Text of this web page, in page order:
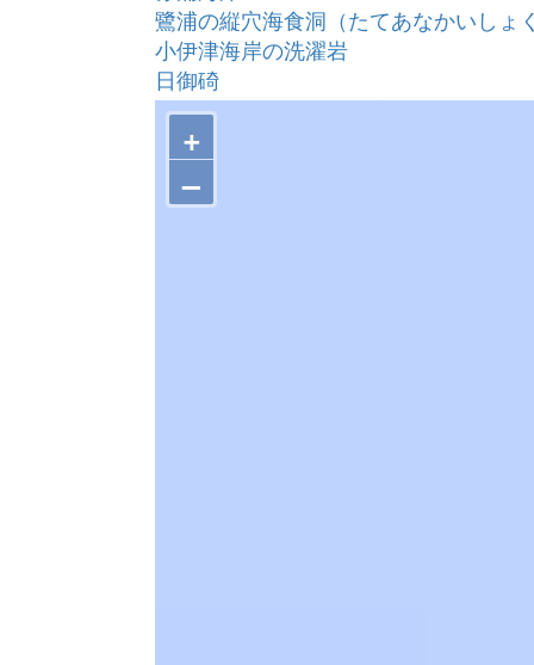
鷺浦の縦穴海食洞（たてあなかいしょ
小伊津海岸の洗濯岩
日御碕
唯浦（ただうら）の直立層
韓竈神社周辺の黒鉱鉱床
大社断層の巨大な擦痕
来待石の石切場
+
–